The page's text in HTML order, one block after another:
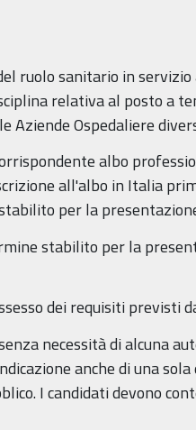
ruolo sanitario in
relativa al posto a
Aziende Ospedaliere
albo
all'albo in Italia
per la
stabilito per la
dei requisiti previsti
necessità di alcuna
anche di una
I candidati devono